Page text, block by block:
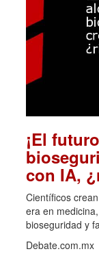
¡El
con IA,
Científicos
era en
bioseguridad y
Debate.com.mx